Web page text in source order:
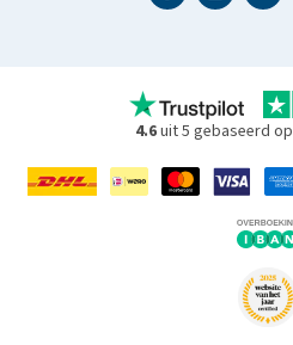
4.6uit 5 gebaseerd op